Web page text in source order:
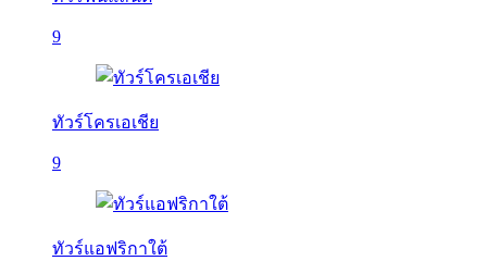
9
ทัวร์โครเอเชีย
9
ทัวร์แอฟริกาใต้